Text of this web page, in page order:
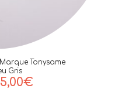
Tonysame
Gris
€Le